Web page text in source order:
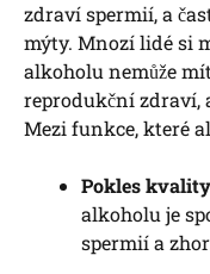
zdraví spermií, a
mýty. Mnozí lidé si
alkoholu nemůže
reprodukční zdraví,
Mezi funkce, které
Pokles
alkoholu je
spermií a